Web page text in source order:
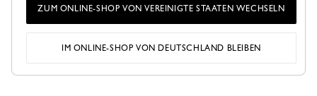
ZUM ONLINE-SHOP VON VEREINIGTE STAATEN WECHSELN
IM ONLINE-SHOP VON DEUTSCHLAND BLEIBEN